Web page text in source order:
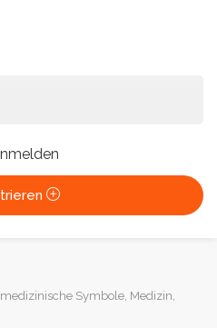
Symbole, Medizin,